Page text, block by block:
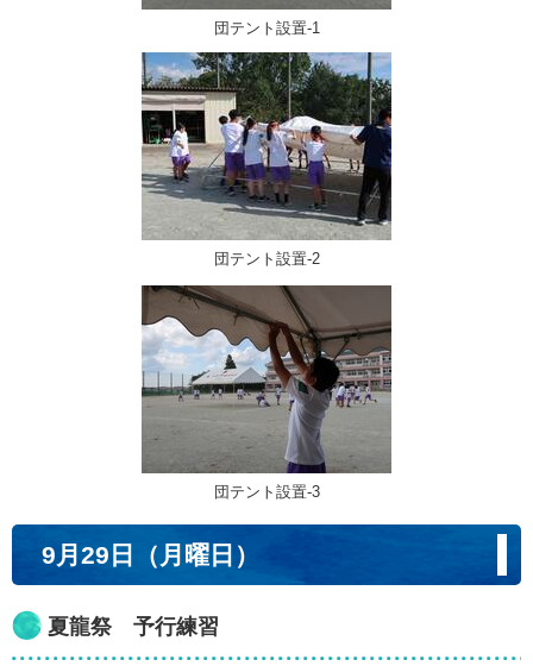
団テント設置-1
団テント設置-2
団テント設置-3
9月29日（月曜日）
夏龍祭 予行練習